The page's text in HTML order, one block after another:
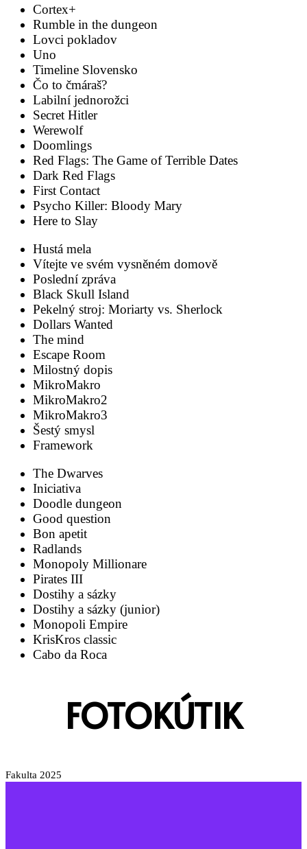
Cortex+
Rumble in the dungeon
Lovci pokladov
Uno
Timeline Slovensko
Čo to čmáraš?
Labilní jednorožci
Secret Hitler
Werewolf
Doomlings
Red Flags: The Game of Terrible Dates
Dark Red Flags
First Contact
Psycho Killer: Bloody Mary
Here to Slay
Hustá mela
Vítejte ve svém vysněném domově
Poslední zpráva
Black Skull Island
Pekelný stroj: Moriarty vs. Sherlock
Dollars Wanted
The mind
Escape Room
Milostný dopis
MikroMakro
MikroMakro2
MikroMakro3
Šestý smysl
Framework
The Dwarves
Iniciativa
Doodle dungeon
Good question
Bon apetit
Radlands
Monopoly Millionare
Pirates III
Dostihy a sázky
Dostihy a sázky (junior)
Monopoli Empire
KrisKros classic
Cabo da Roca
FOTOKÚTIK
Fakulta 2025